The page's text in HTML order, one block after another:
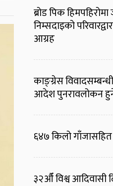
ब्रोड पिक
निम्सदाइको
आग्रह
काङ्ग्रेस
आदेश पुनरावलोकन
६४७ किलो
३२औँ विश्व आदिवासी